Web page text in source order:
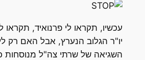
עכשיו, תקראו לי פרנואיד, תקראו
יו"ר הגלוב הנערץ, אבל האם רק
השגיאה של שרתי צה"ל מנוסחות